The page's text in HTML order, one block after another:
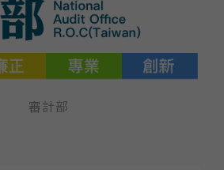
審計部